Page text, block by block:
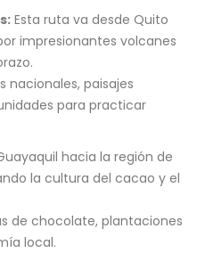
Esta ruta va desde Quito
impresionantes volcanes
nacionales, paisajes
para practicar
hacia la región de
la cultura del cacao y el
de chocolate, plantaciones
local.